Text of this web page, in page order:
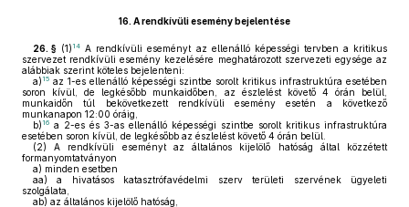
16. A rendkívüli esemény bejelentése
26. § (1) 14 A rendkívüli eseményt az ellenálló képességi tervben a kritikus
szervezet rendkívüli esemény kezelésére meghatározott szervezeti egysége az
alábbiak szerint köteles bejelenteni:
a) 15 az 1-es ellenálló képességi szintbe sorolt kritikus infrastruktúra esetében
soron kívül, de legkésőbb munkaidőben, az észlelést követő 4 órán belül,
munkaidőn túl bekövetkezett rendkívüli esemény esetén a következő
munkanapon 12:00 óráig,
b) 16 a 2-es és 3-as ellenálló képességi szintbe sorolt kritikus infrastruktúra
esetében soron kívül, de legkésőbb az észlelést követő 4 órán belül.
(2) A rendkívüli eseményt az általános kijelölő hatóság által közzétett
formanyomtatványon
a) minden esetben
aa) a hivatásos katasztrófavédelmi szerv területi szervének ügyeleti
szolgálata,
ab) az általános kijelölő hatóság,